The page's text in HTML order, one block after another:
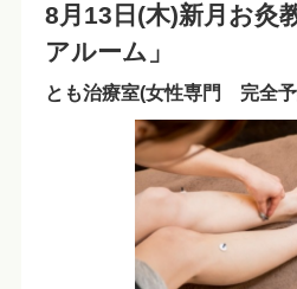
8月13日(木)新月お灸
アルーム」
とも治療室(女性専門 完全予